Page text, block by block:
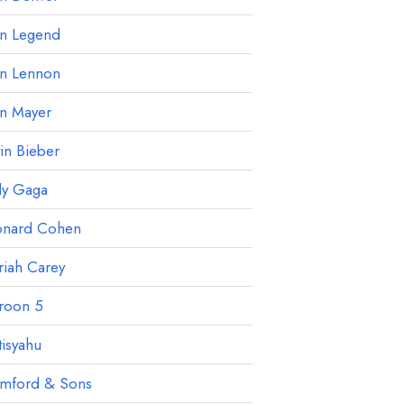
Legend
Lennon
Mayer
Bieber
Gaga
Cohen
Carey
5
& Sons